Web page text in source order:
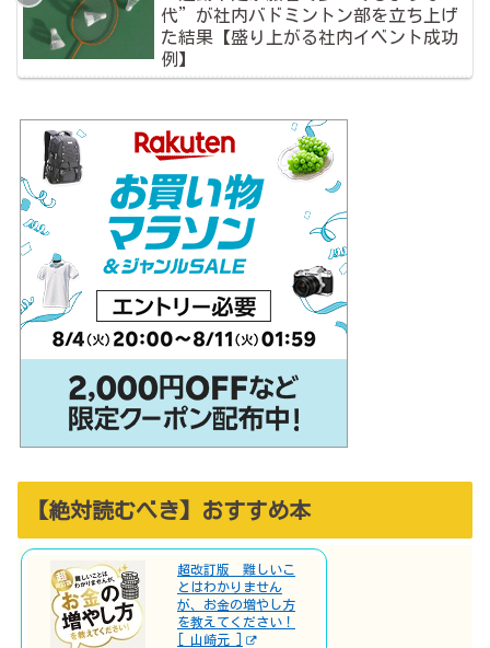
代”が社内バドミントン部を立ち上げ
た結果【盛り上がる社内イベント成功
例】
【絶対読むべき】おすすめ本
超改訂版 難しいこ
とはわかりません
が、お金の増やし方
を教えてください！
[ 山崎元 ]